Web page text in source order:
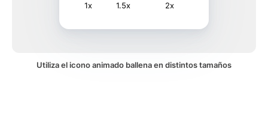
1x 1.5x 2x
Utiliza el icono animado ballena en distintos tamaños